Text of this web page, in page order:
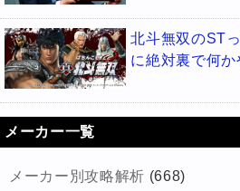
北斗無双のST
に絶対裏で何か
メーカー一覧
メーカー別攻略解析 (668)